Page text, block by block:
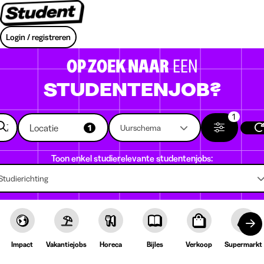
Login / registreren
OP ZOEK NAAREEN
STUDENTENJOB?
Locatie 1 Uurschema
1
Toon enkel studierelevante studentenjobs:
Impact Vakantiejobs Horeca Bijles Verkoop Supermarkt